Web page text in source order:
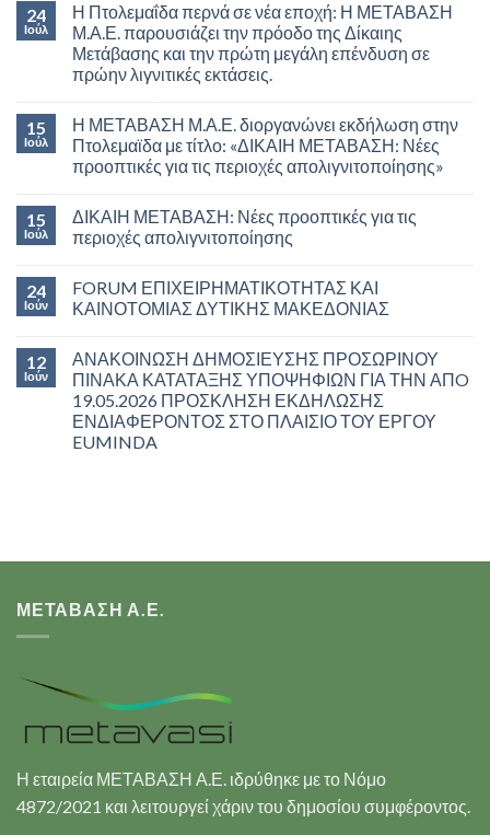
24
Ιούλ
Η Πτολεμαΐδα περνά σε νέα εποχή: Η ΜΕΤΑΒΑΣΗ
Μ.Α.Ε. παρουσιάζει την πρόοδο της Δίκαιης
Μετάβασης και την πρώτη μεγάλη επένδυση σε
πρώην λιγνιτικές εκτάσεις.
15
Ιούλ
Η ΜΕΤΑΒΑΣΗ Μ.Α.Ε. διοργανώνει εκδήλωση στην
Πτολεμαϊδα με τίτλο: «ΔΙΚΑΙΗ ΜΕΤΑΒΑΣΗ: Νέες
προοπτικές για τις περιοχές απολιγνιτοποίησης»
15
Ιούλ
ΔΙΚΑΙΗ ΜΕΤΑΒΑΣΗ: Νέες προοπτικές για τις
περιοχές απολιγνιτοποίησης
24
Ιούν
FORUM ΕΠΙΧΕΙΡΗΜΑΤΙΚΟΤΗΤΑΣ ΚΑΙ
ΚΑΙΝΟΤΟΜΙΑΣ ΔΥΤΙΚΗΣ ΜΑΚΕΔΟΝΙΑΣ
12
Ιούν
ΑΝΑΚΟΙΝΩΣΗ ΔΗΜΟΣΙΕΥΣΗΣ ΠΡΟΣΩΡΙΝΟΥ
ΠΙΝΑΚΑ ΚΑΤΑΤΑΞΗΣ ΥΠΟΨΗΦΙΩΝ ΓΙΑ ΤΗΝ ΑΠO
19.05.2026 ΠΡΟΣΚΛΗΣΗ ΕΚΔΗΛΩΣΗΣ
ΕΝΔΙΑΦΕΡΟΝΤΟΣ ΣΤΟ ΠΛΑΙΣΙΟ ΤΟΥ ΕΡΓΟΥ
EUMINDA
ΜΕΤΑΒΑΣΗ Α.Ε.
Η εταιρεία ΜΕΤΑΒΑΣΗ Α.Ε. ιδρύθηκε με το Νόμο
4872/2021 και λειτουργεί χάριν του δημοσίου συμφέροντος.